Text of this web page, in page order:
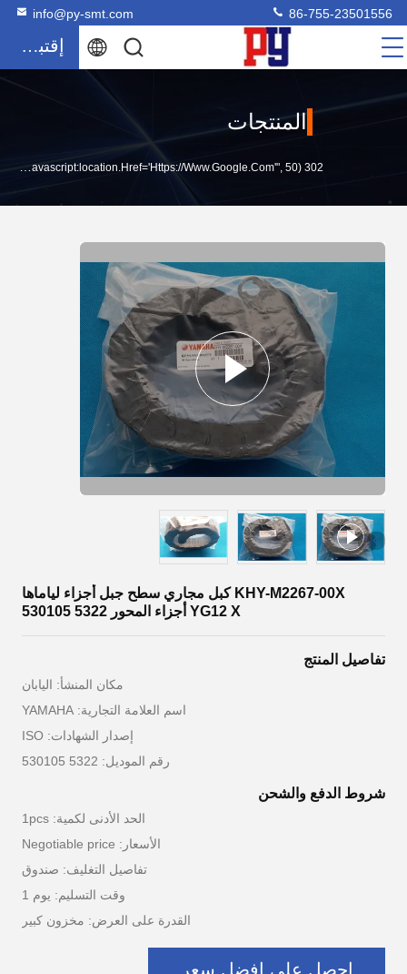
info@py-smt.com 86-755-23501556
إقتباس
المنتجات
KHY-M2267-00X كبل مجاري سطح جبل أجزاء لياماها
YG12 X أجزاء المحور 5322 530105
تفاصيل المنتج
مكان المنشأ: اليابان
اسم العلامة التجارية: YAMAHA
إصدار الشهادات: ISO
رقم الموديل: 5322 530105
شروط الدفع والشحن
الحد الأدنى لكمية: 1pcs
الأسعار: Negotiable price
تفاصيل التغليف: صندوق
وقت التسليم: يوم 1
القدرة على العرض: مخزون كبير
احصل على افضل سعر